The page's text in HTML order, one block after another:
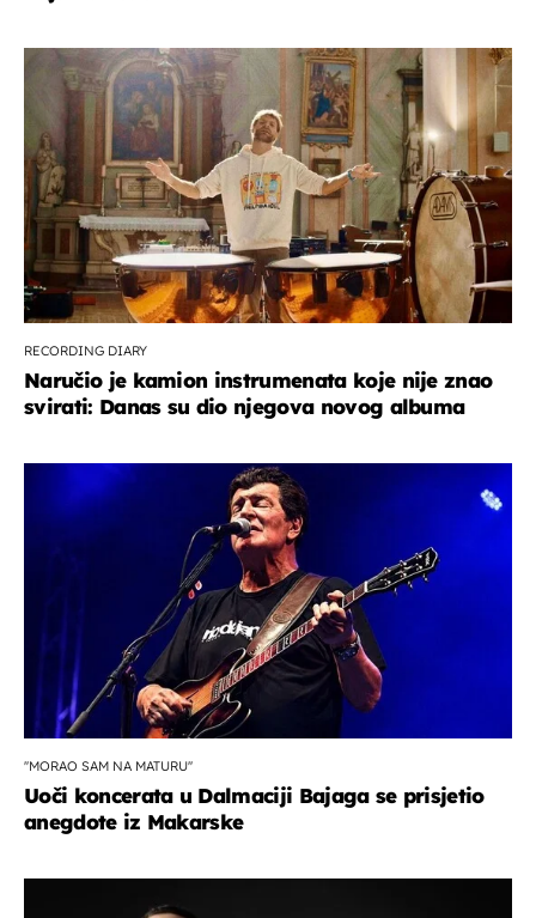
RECORDING DIARY
Naručio je kamion instrumenata koje nije znao
svirati: Danas su dio njegova novog albuma
''MORAO SAM NA MATURU''
Uoči koncerata u Dalmaciji Bajaga se prisjetio
anegdote iz Makarske